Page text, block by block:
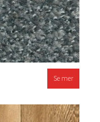
Se mer